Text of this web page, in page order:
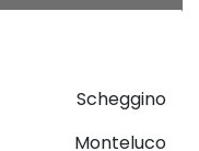
Scheggino
Monteluco